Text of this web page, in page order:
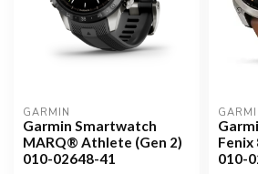
GARMIN
Garmin Smartwatch
MARQ® Athlete (Gen 2)
010-02648-41
Fenix
010-